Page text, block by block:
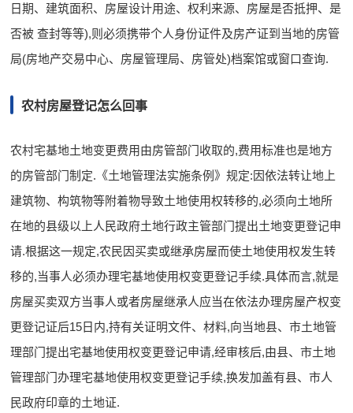
日期、建筑面积、房屋设计用途、权利来源、房屋是否抵押、是
否被 查封等等),则必须携带个人身份证件及房产证到当地的房管
局(房地产交易中心、房屋管理局、房管处)档案馆或窗口查询.
农村房屋登记怎么回事
农村宅基地土地变更费用由房管部门收取的,费用标准也是地方
的房管部门制定.《土地管理法实施条例》规定:因依法转让地上
建筑物、构筑物等附着物导致土地使用权转移的,必须向土地所
在地的县级以上人民政府土地行政主管部门提出土地变更登记申
请.根据这一规定,农民因买卖或继承房屋而使土地使用权发生转
移的,当事人必须办理宅基地使用权变更登记手续.具体而言,就是
房屋买卖双方当事人或者房屋继承人应当在依法办理房屋产权变
更登记证后15日内,持有关证明文件、材料,向当地县、市土地管
理部门提出宅基地使用权变更登记申请,经审核后,由县、市土地
管理部门办理宅基地使用权变更登记手续,换发加盖有县、市人
民政府印章的土地证.